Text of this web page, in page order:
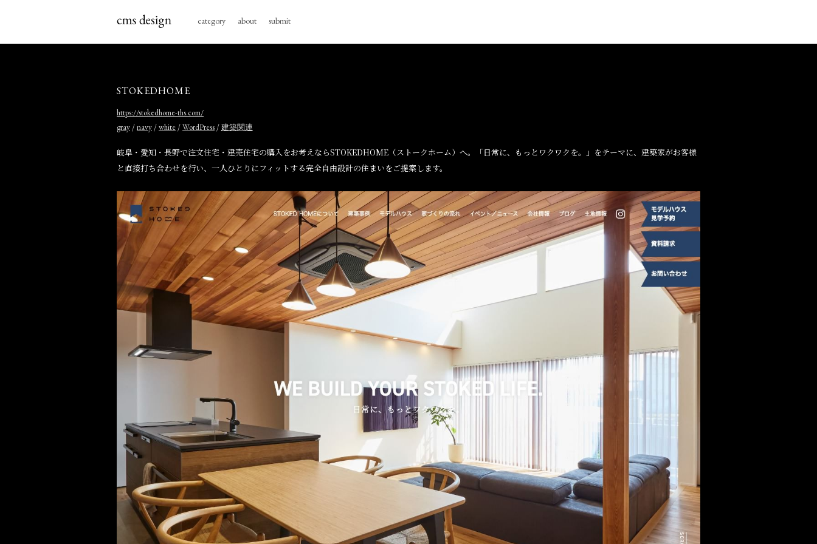
category about submit
STOKEDHOME
https://stokedhome-ths.com/
gray /navy /white /WordPress /建築関連
岐阜・愛知・長野で注文住宅・建売住宅の購入をお考えならSTOKEDHOME（ストークホーム）へ。「日常に、もっとワクワクを。」をテーマに、建築家がお客様
と直接打ち合わせを行い、一人ひとりにフィットする完全自由設計の住まいをご提案します。